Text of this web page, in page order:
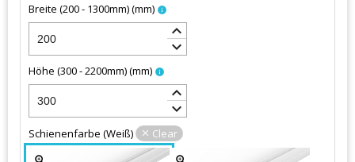
Breite (200 - 1300mm)(mm) info
keyboard_arrow_up
keyboard_arrow_down
Höhe (300 - 2200mm)(mm) info
keyboard_arrow_up
keyboard_arrow_down
Schienenfarbe (Weiß)
Clear